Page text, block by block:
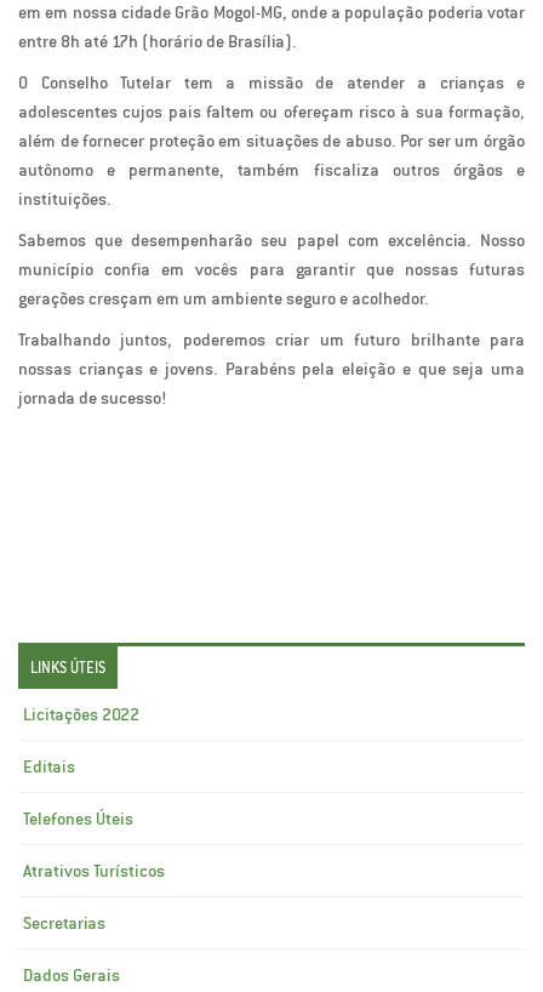
em em nossa cidade Grão Mogol-MG, onde a população poderia votar
entre 8h até 17h (horário de Brasília).
O Conselho Tutelar tem a missão de atender a crianças e
adolescentes cujos pais faltem ou ofereçam risco à sua formação,
além de fornecer proteção em situações de abuso. Por ser um órgão
autônomo e permanente, também fiscaliza outros órgãos e
instituições.
Sabemos que desempenharão seu papel com excelência. Nosso
município confia em vocês para garantir que nossas futuras
gerações cresçam em um ambiente seguro e acolhedor.
Trabalhando juntos, poderemos criar um futuro brilhante para
nossas crianças e jovens. Parabéns pela eleição e que seja uma
jornada de sucesso!
LINKS ÚTEIS
Licitações 2022
Editais
Telefones Úteis
Atrativos Turísticos
Secretarias
Dados Gerais